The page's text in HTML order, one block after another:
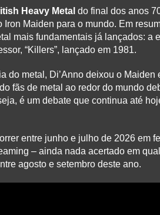
Heavy Metal do final dos anos
Maiden para o mundo. Em
mais fundamentais já lançados: a
“Killers”, lançado em 1981.
do metal, Di’Anno deixou o Maiden
fãs de metal ao redor do mundo
é um debate que continua até
entre junho e julho de 2026 em
– ainda nada acertado em
agosto e setembro deste ano.